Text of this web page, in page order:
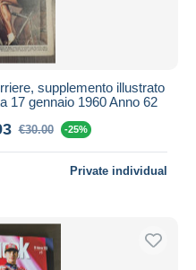
supplemento illustrato
17 gennaio 1960 Anno 62
€30.00 -25%
Private individual